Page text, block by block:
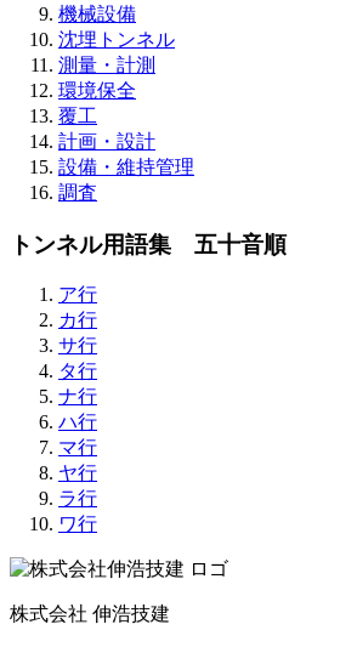
機械設備
沈埋トンネル
測量・計測
環境保全
覆工
計画・設計
設備・維持管理
調査
トンネル用語集 五十音順
ア行
カ行
サ行
タ行
ナ行
ハ行
マ行
ヤ行
ラ行
ワ行
株式会社 伸浩技建